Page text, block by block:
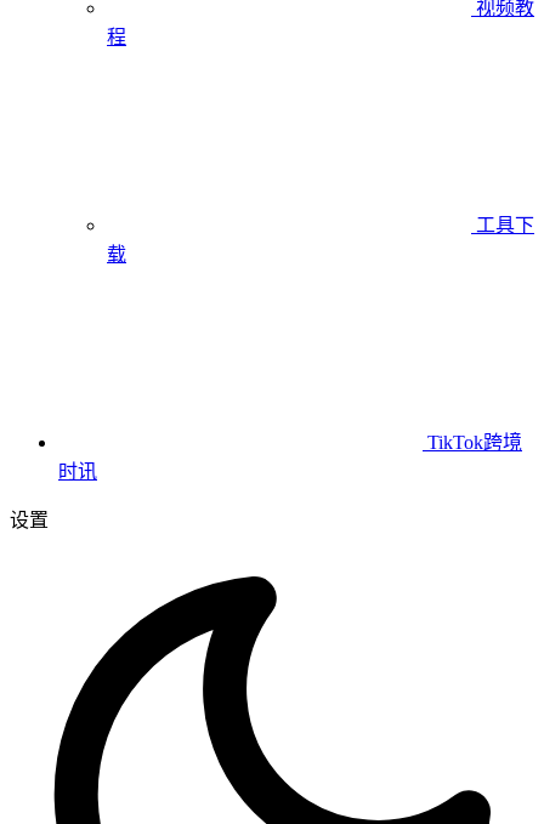
视频教
程
工具下
载
TikTok跨境
时讯
设置